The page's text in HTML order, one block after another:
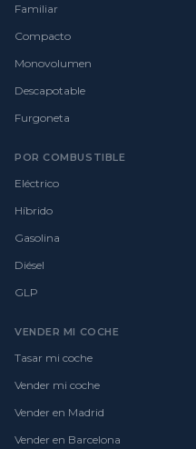
Familiar
Compacto
Monovolumen
Descapotable
Furgoneta
POR COMBUSTIBLE
Eléctrico
Híbrido
Gasolina
Diésel
GLP
VENDER MI COCHE
Tasar mi coche
Vender mi coche
Vender en Madrid
Vender en Barcelona